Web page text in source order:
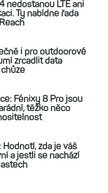
mezi
Garminem
Ty nabídne řada